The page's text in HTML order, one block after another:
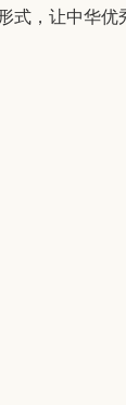
式，让中华优